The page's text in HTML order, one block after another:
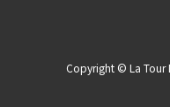
Copyright © La Tour